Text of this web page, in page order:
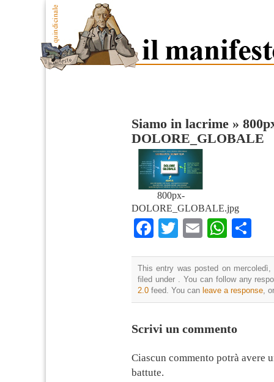
Siamo in lacrime »
DOLORE_GLOBALE
800px-
DOLORE_GLOBALE.jpg
Facebook
TwitterEmail
This entry was posted on
filed under . You can follow any
2.0 feed. You can leave a response,
Scrivi un commento
Ciascun commento potrà avere
battute.